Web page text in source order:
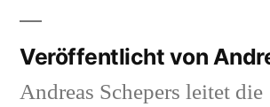
Veröffentlicht von
Andreas Schepers leitet die